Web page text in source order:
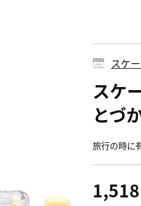
スケ
スケ
とづ
旅行の時に